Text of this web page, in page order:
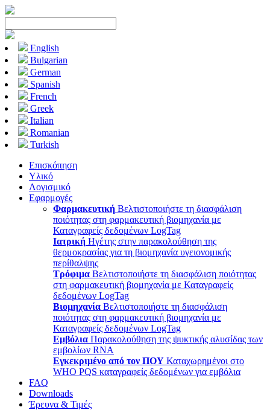
English
Bulgarian
German
Spanish
French
Greek
Italian
Romanian
Turkish
Επισκόπηση
Υλικό
Λογισμικό
Εφαρμογές
Φαρμακευτική Βελτιστοποιήστε τη διασφάλιση
ποιότητας στη φαρμακευτική βιομηχανία με
Καταγραφείς δεδομένων LogTag
Ιατρική Ηγέτης στην παρακολούθηση της
θερμοκρασίας για τη βιομηχανία υγειονομικής
περίθαλψης
Τρόφιμα Βελτιστοποιήστε τη διασφάλιση ποιότητας
στη φαρμακευτική βιομηχανία με Καταγραφείς
δεδομένων LogTag
Βιομηχανία Βελτιστοποιήστε τη διασφάλιση
ποιότητας στη φαρμακευτική βιομηχανία με
Καταγραφείς δεδομένων LogTag
Εμβόλια Παρακολούθηση της ψυκτικής αλυσίδας των
εμβολίων RNA
Εγκεκριμένο από τον ΠΟΥ Καταχωρημένοι στο
WHO PQS καταγραφείς δεδομένων για εμβόλια
FAQ
Downloads
Έρευνα & Τιμές